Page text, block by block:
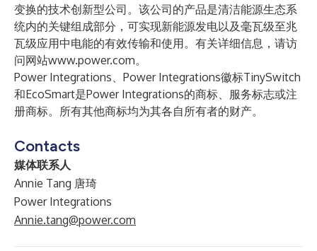
变换的技术创新型公司。该公司的产品是清洁能源生态系
统内的关键组成部分，可实现新能源发电以及毫瓦级至兆
瓦级应用中电能的有效传输和使用。有关详细信息，请访
问网站www.power.com。
Power Integrations、Power Integrations徽标TinySwitch
和EcoSmart是Power Integrations的商标、服务标志或注
册商标。所有其他商标均为其各自所有者的财产。
Contacts
媒体联系人
Annie Tang 唐琦
Power Integrations
Annie.tang@power.com